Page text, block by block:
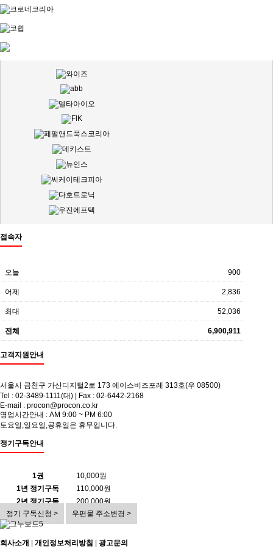
접속자
오늘 900
어제 2,836
최대 52,036
전체 6,900,911
고객지원안내
서울시 금천구 가산디지털2로 173 에이스비즈포레 313호(우 08500)
Tel : 02-3489-1111(대) | Fax : 02-6442-2168
E-mail : procon@procon.co.kr
영업시간안내 : AM 9:00 ~ PM 6:00
토요일,일요일,공휴일은 휴무입니다.
정기구독안내
1권
10,000원
1년 정기구독
110,000원
2년 정기구독
200,000원
정기 구독신청 >
우편물 주소변경 >
회사소개 | 개인정보처리방침 | 광고문의